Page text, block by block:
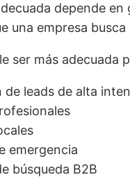
depende en
una empresa busca
ser más adecuada
de leads de alta
emergencia
búsqueda B2B